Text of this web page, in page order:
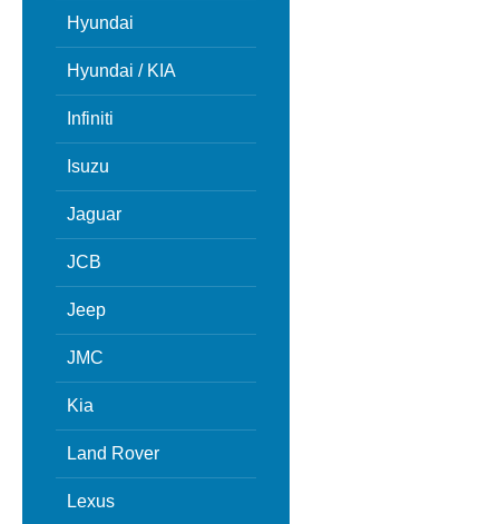
Hyundai
Hyundai / KIA
Infiniti
Isuzu
Jaguar
JCB
Jeep
JMC
Kia
Land Rover
Lexus